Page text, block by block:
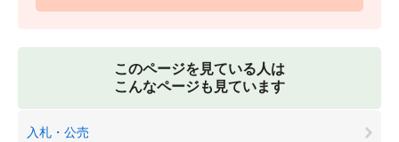
このページを見ている人は
こんなページも見ています
入札・公売